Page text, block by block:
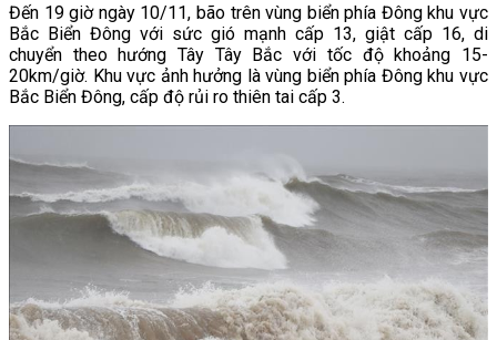
Đến 19 giờ ngày 10/11, bão trên vùng biển phía Đông khu vực
Bắc Biển Đông với sức gió mạnh cấp 13, giật cấp 16, di
chuyển theo hướng Tây Tây Bắc với tốc độ khoảng 15-
20km/giờ. Khu vực ảnh hưởng là vùng biển phía Đông khu vực
Bắc Biển Đông, cấp độ rủi ro thiên tai cấp 3.